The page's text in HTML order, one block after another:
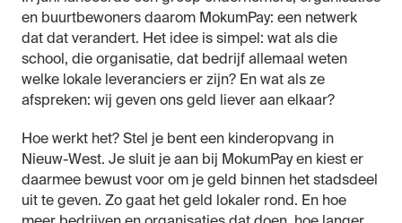
en buurtbewoners daarom MokumPay: een netwerk
dat dat verandert. Het idee is simpel: wat als die
school, die organisatie, dat bedrijf allemaal weten
welke lokale leveranciers er zijn? En wat als ze
afspreken: wij geven ons geld liever aan elkaar?
Hoe werkt het? Stel je bent een kinderopvang in
Nieuw-West. Je sluit je aan bij MokumPay en kiest er
daarmee bewust voor om je geld binnen het stadsdeel
uit te geven. Zo gaat het geld lokaler rond. En hoe